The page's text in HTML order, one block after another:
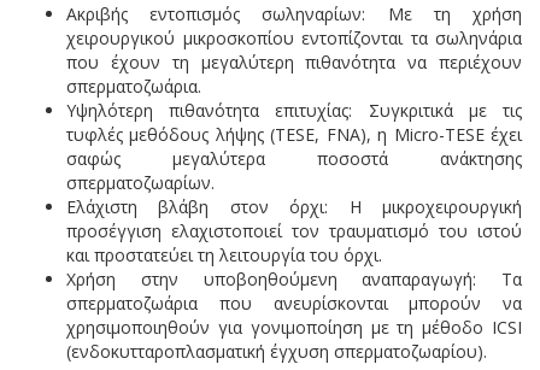
Ακριβής εντοπισμός σωληναρίων: Με τη χρήση
χειρουργικού μικροσκοπίου εντοπίζονται τα σωληνάρια
που έχουν τη μεγαλύτερη πιθανότητα να περιέχουν
σπερματοζωάρια.
Υψηλότερη πιθανότητα επιτυχίας: Συγκριτικά με τις
τυφλές μεθόδους λήψης (TESE, FNA), η Micro-TESE έχει
σαφώς μεγαλύτερα ποσοστά ανάκτησης
σπερματοζωαρίων.
Ελάχιστη βλάβη στον όρχι: Η μικροχειρουργική
προσέγγιση ελαχιστοποιεί τον τραυματισμό του ιστού
και προστατεύει τη λειτουργία του όρχι.
Χρήση στην υποβοηθούμενη αναπαραγωγή: Τα
σπερματοζωάρια που ανευρίσκονται μπορούν να
χρησιμοποιηθούν για γονιμοποίηση με τη μέθοδο ICSI
(ενδοκυτταροπλασματική έγχυση σπερματοζωαρίου).